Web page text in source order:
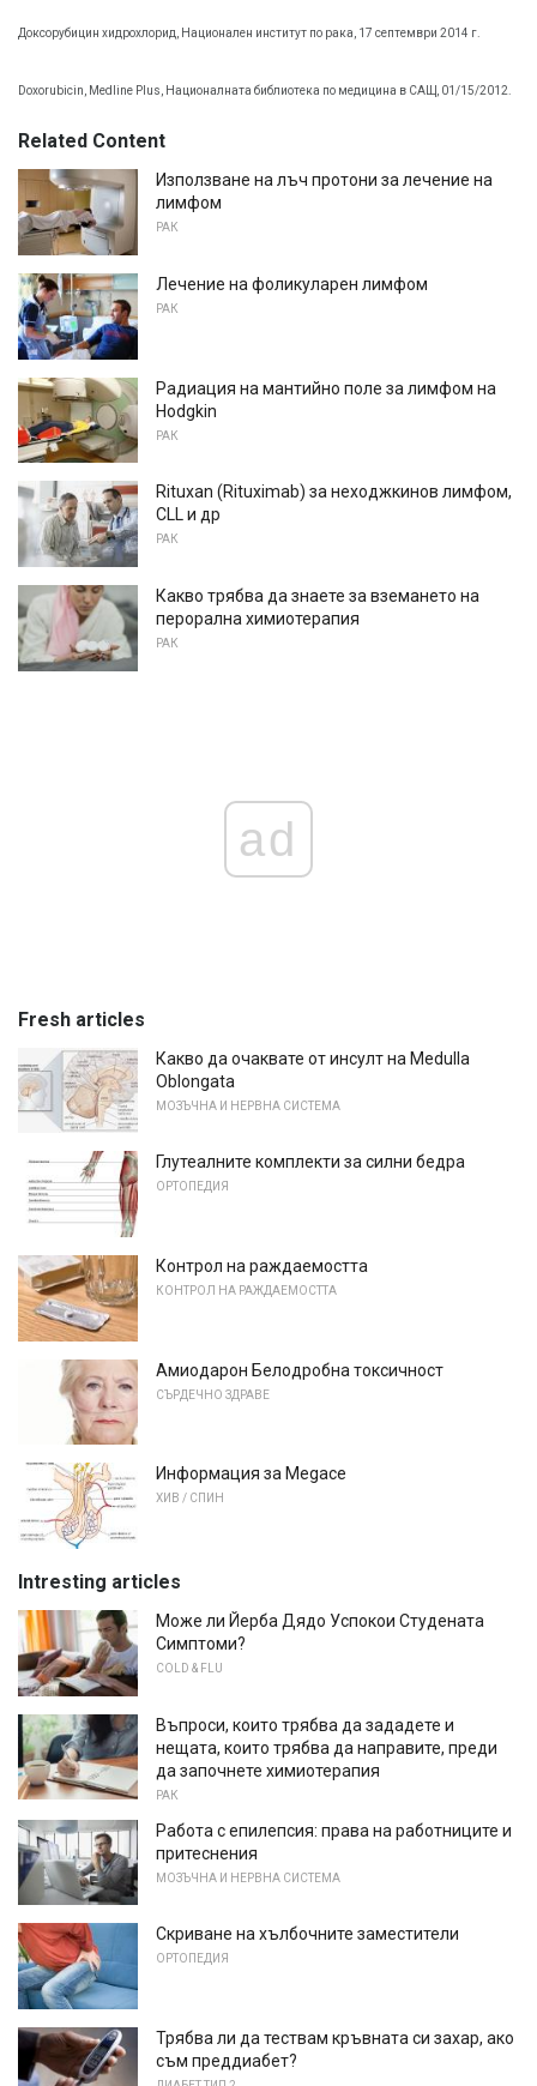
Доксорубицин хидрохлорид, Национален институт по рака, 17 септември 2014 г.
Doxorubicin, Medline Plus, Националната библиотека по медицина в САЩ, 01/15/2012.
Related Content
Използване на лъч протони за лечение на
лимфом
РАК
Лечение на фоликуларен лимфом
РАК
Радиация на мантийно поле за лимфом на
Hodgkin
РАК
Rituxan (Rituximab) за неходжкинов лимфом,
CLL и др
РАК
Какво трябва да знаете за вземането на
перорална химиотерапия
РАК
ad
Fresh articles
Какво да очаквате от инсулт на Medulla
Oblongata
МОЗЪЧНА И НЕРВНА СИСТЕМА
Глутеалните комплекти за силни бедра
ОРТОПЕДИЯ
Контрол на раждаемостта
КОНТРОЛ НА РАЖДАЕМОСТТА
Амиодарон Белодробна токсичност
СЪРДЕЧНО ЗДРАВЕ
Информация за Megace
ХИВ / СПИН
Intresting articles
Може ли Йерба Дядо Успокои Студената
Симптоми?
COLD & FLU
Въпроси, които трябва да зададете и
нещата, които трябва да направите, преди
да започнете химиотерапия
РАК
Работа с епилепсия: права на работниците и
притеснения
МОЗЪЧНА И НЕРВНА СИСТЕМА
Скриване на хълбочните заместители
ОРТОПЕДИЯ
Трябва ли да тествам кръвната си захар, ако
съм преддиабет?